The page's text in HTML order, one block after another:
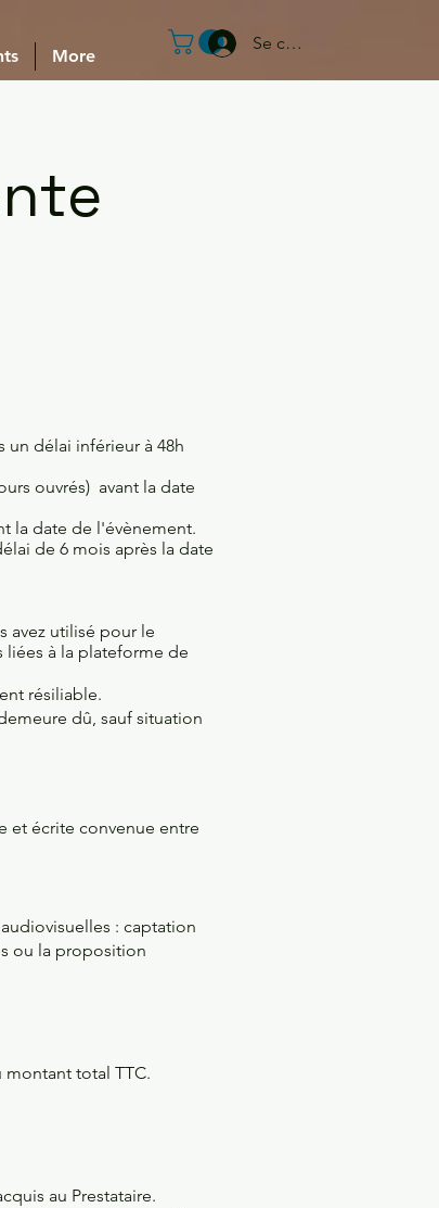
Se connecter
More
délai inférieur à 48h
ouvrés) avant la date
la date de l'évènement.
de 6 mois après la date
avez utilisé pour le
liées à la plateforme de
résiliable.
dû, sauf situation
et écrite convenue entre
: captation
ou la proposition
montant total TTC.
au Prestataire.